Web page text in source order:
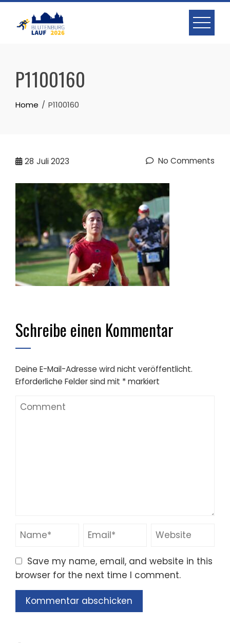
Skip
content
P1100160
Home P1100160
28 Juli 2023 No Comments
Schreibe einen Kommentar
Deine E-Mail-Adresse wird nicht veröffentlicht.
Erforderliche Felder sind mit *markiert
Save my name, email, and website in this
browser for the next time I comment.